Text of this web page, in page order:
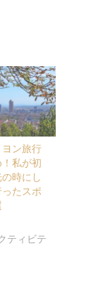
ン旅行
私が初
時にし
たスポ
ティビテ